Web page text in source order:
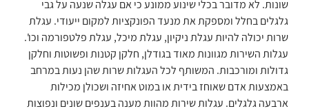
שונות. לא מדובר בכלי שינוע ממונע כי אם עגלה שנעה על גבי
גלגלים בחלל ומספקת את מנעד הפונקציות למקום ייעודי. עגלת
שרות יכולה להיות עגלת ניקיון, עגלת מיכל, עגלת פלטפורמה וכו'.
עגלות השירות מגוונות מאוד בגודלן, חלקן קטנות ופשוטות וחלקן
גדולות ומורכבות. המשותף לכל העגלות שרות שהן נעות במרחב
באמצעות אדם שאוחז בידית או במוט אחיזה ושכולן מכילות
ארבעה גלגלים. עגלות שירות מהוות מענה בענפים שונים ונפוצות